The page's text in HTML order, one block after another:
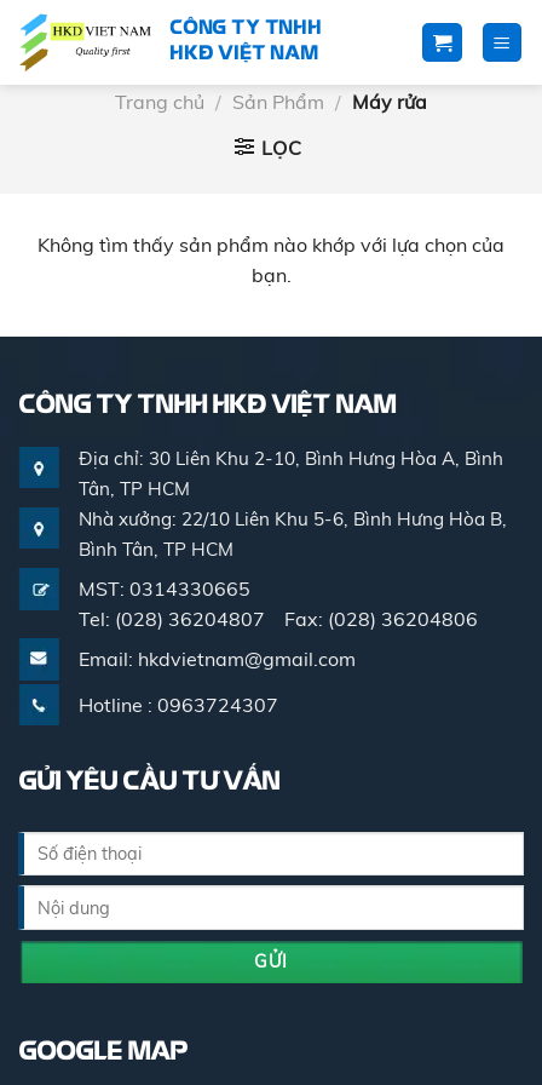
Skip
content
CÔNG TY TNHH
HKĐ VIỆT NAM
Trang chủ / Sản Phẩm / Máy rửa
LỌC
Không tìm thấy sản phẩm nào khớp với lựa chọn của
bạn.
CÔNG TY TNHH HKĐ VIỆT NAM
Địa chỉ: 30 Liên Khu 2-10, Bình Hưng Hòa A, Bình
Tân, TP HCM
Nhà xưởng: 22/10 Liên Khu 5-6, Bình Hưng Hòa B,
Bình Tân, TP HCM
MST: 0314330665
Tel: (028) 36204807 Fax: (028) 36204806
Email: hkdvietnam@gmail.com
Hotline : 0963724307
GỬI YÊU CẦU TƯ VẤN
GOOGLE MAP